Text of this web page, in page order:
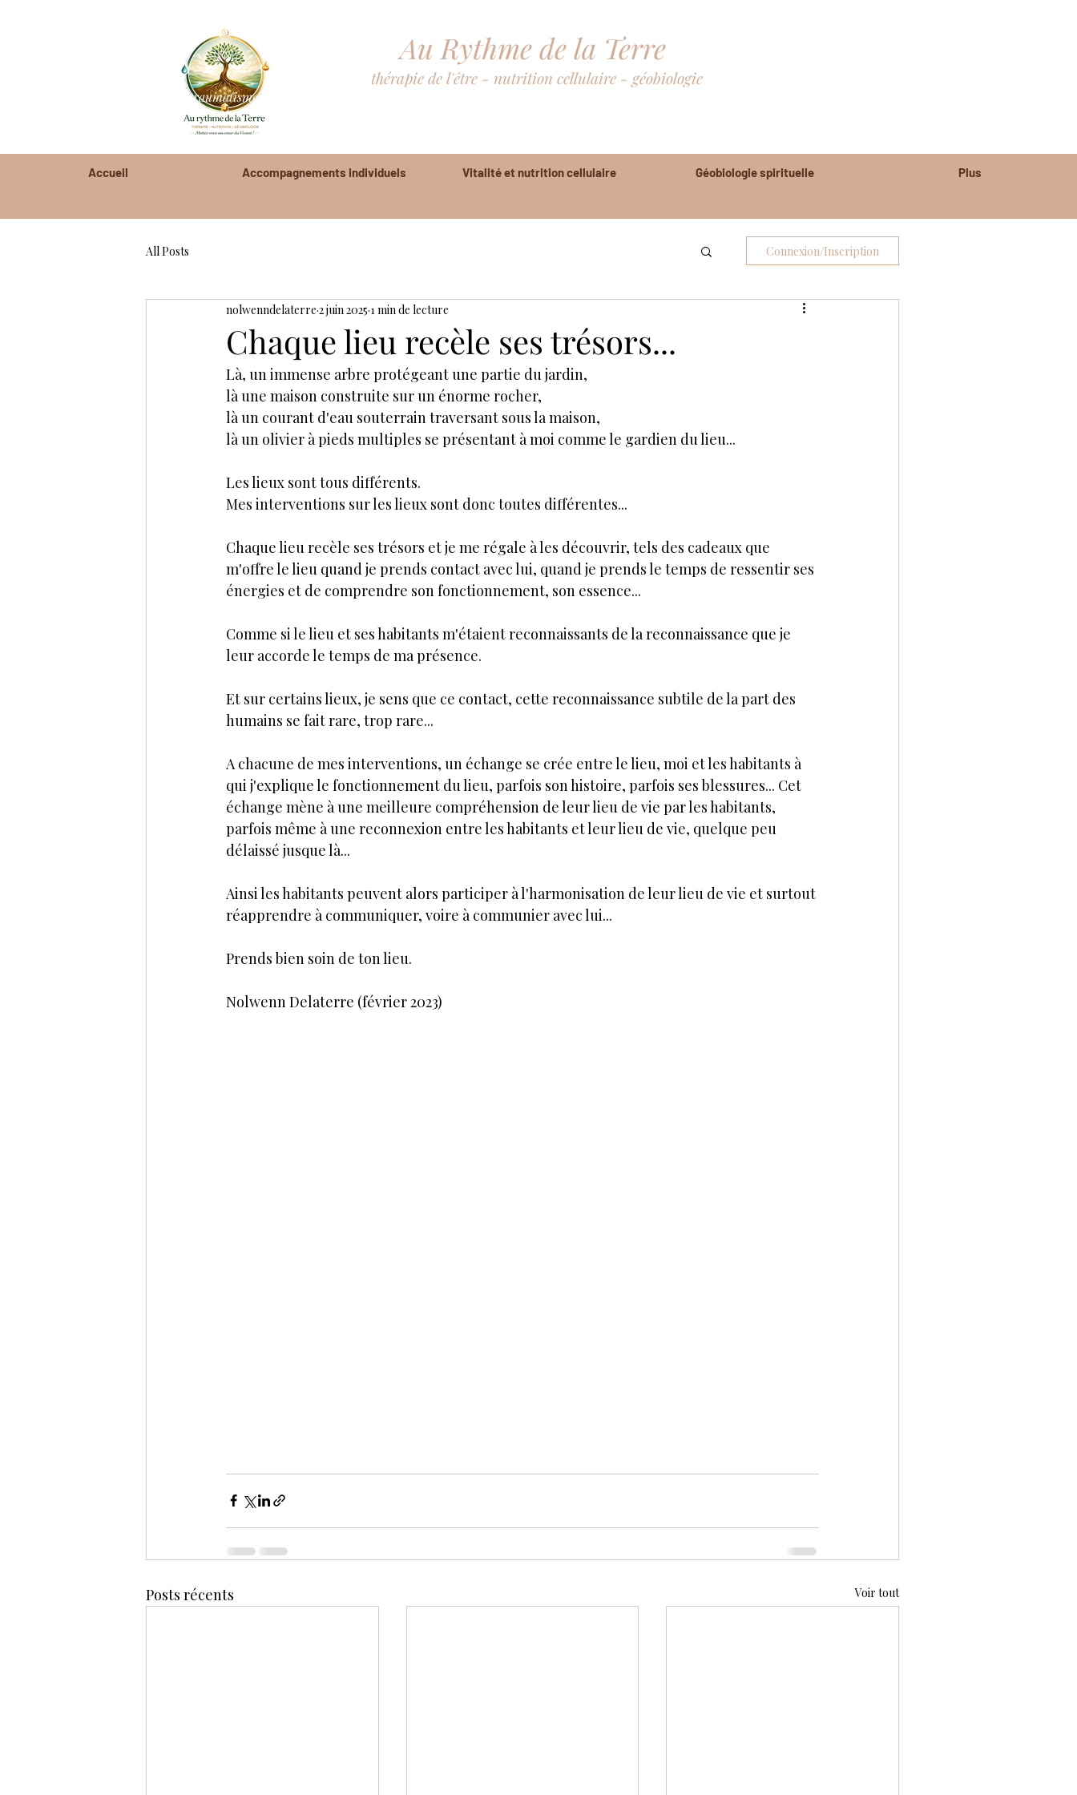
Au Rythme de la Terre
thérapie de l'être - nutrition cellulaire - géobiologie
stress traumatismes anxiété blocages- Gard - 30 - Hérault - 34 - Alès - Nîmes -Cévennes - Montpellier - Anduze - Saint-Hippolyte du Fort
Accueil Accompagnements individuels Vitalité et nutrition cellulaire Géobiologie spirituelle Plus
All Posts Connexion/Inscription
Chaque lieu recèle ses trésors...
nolwenndelaterre 2 juin 2025 1 min de lecture
Là, un immense arbre protégeant une partie du jardin,
là une maison construite sur un énorme rocher,
là un courant d'eau souterrain traversant sous la maison,
là un olivier à pieds multiples se présentant à moi comme le gardien du lieu...
Les lieux sont tous différents.
Mes interventions sur les lieux sont donc toutes différentes...
Chaque lieu recèle ses trésors et je me régale à les découvrir, tels des cadeaux que
m'offre le lieu quand je prends contact avec lui, quand je prends le temps de ressentir ses
énergies et de comprendre son fonctionnement, son essence...
Comme si le lieu et ses habitants m'étaient reconnaissants de la reconnaissance que je
leur accorde le temps de ma présence.
Et sur certains lieux, je sens que ce contact, cette reconnaissance subtile de la part des
humains se fait rare, trop rare...
A chacune de mes interventions, un échange se crée entre le lieu, moi et les habitants à
qui j'explique le fonctionnement du lieu, parfois son histoire, parfois ses blessures... Cet
échange mène à une meilleure compréhension de leur lieu de vie par les habitants,
parfois même à une reconnexion entre les habitants et leur lieu de vie, quelque peu
délaissé jusque là...
Ainsi les habitants peuvent alors participer à l'harmonisation de leur lieu de vie et surtout
réapprendre à communiquer, voire à communier avec lui...
Prends bien soin de ton lieu.
Nolwenn Delaterre (février 2023)
Posts récents Voir tout